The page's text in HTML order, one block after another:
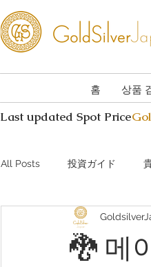
홈 상품
Last updated Spot Price
All Posts 投資ガイド
Investing guide Q&A
🐉 메